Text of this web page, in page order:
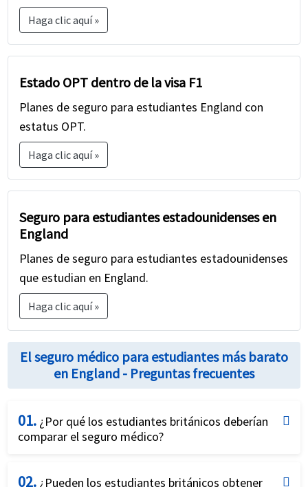
Haga clic aquí »
Estado OPT dentro de la visa F1
Planes de seguro para estudiantes England con
estatus OPT.
Haga clic aquí »
Seguro para estudiantes estadounidenses en
England
Planes de seguro para estudiantes estadounidenses
que estudian en England.
Haga clic aquí »
El seguro médico para estudiantes más barato
en England - Preguntas frecuentes
01. ¿Por qué los estudiantes británicos deberían
comparar el seguro médico?
estudiantes internacionales parecen similares a
02. ¿Pueden los estudiantes británicos obtener